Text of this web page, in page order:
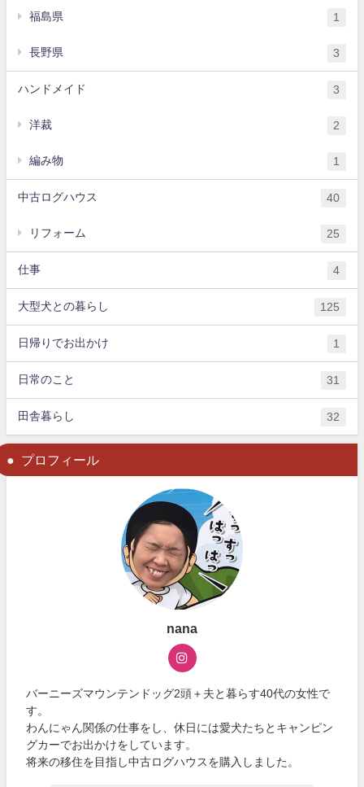
福島県 1
長野県 3
ハンドメイド 3
洋裁 2
編み物 1
中古ログハウス 40
リフォーム 25
仕事 4
大型犬との暮らし 125
日帰りでお出かけ 1
日常のこと 31
田舎暮らし 32
プロフィール
nana
バーニーズマウンテンドッグ2頭＋夫と暮らす40代の女性で
す。
わんにゃん関係の仕事をし、休日には愛犬たちとキャンピン
グカーでお出かけをしています。
将来の移住を目指し中古ログハウスを購入しました。